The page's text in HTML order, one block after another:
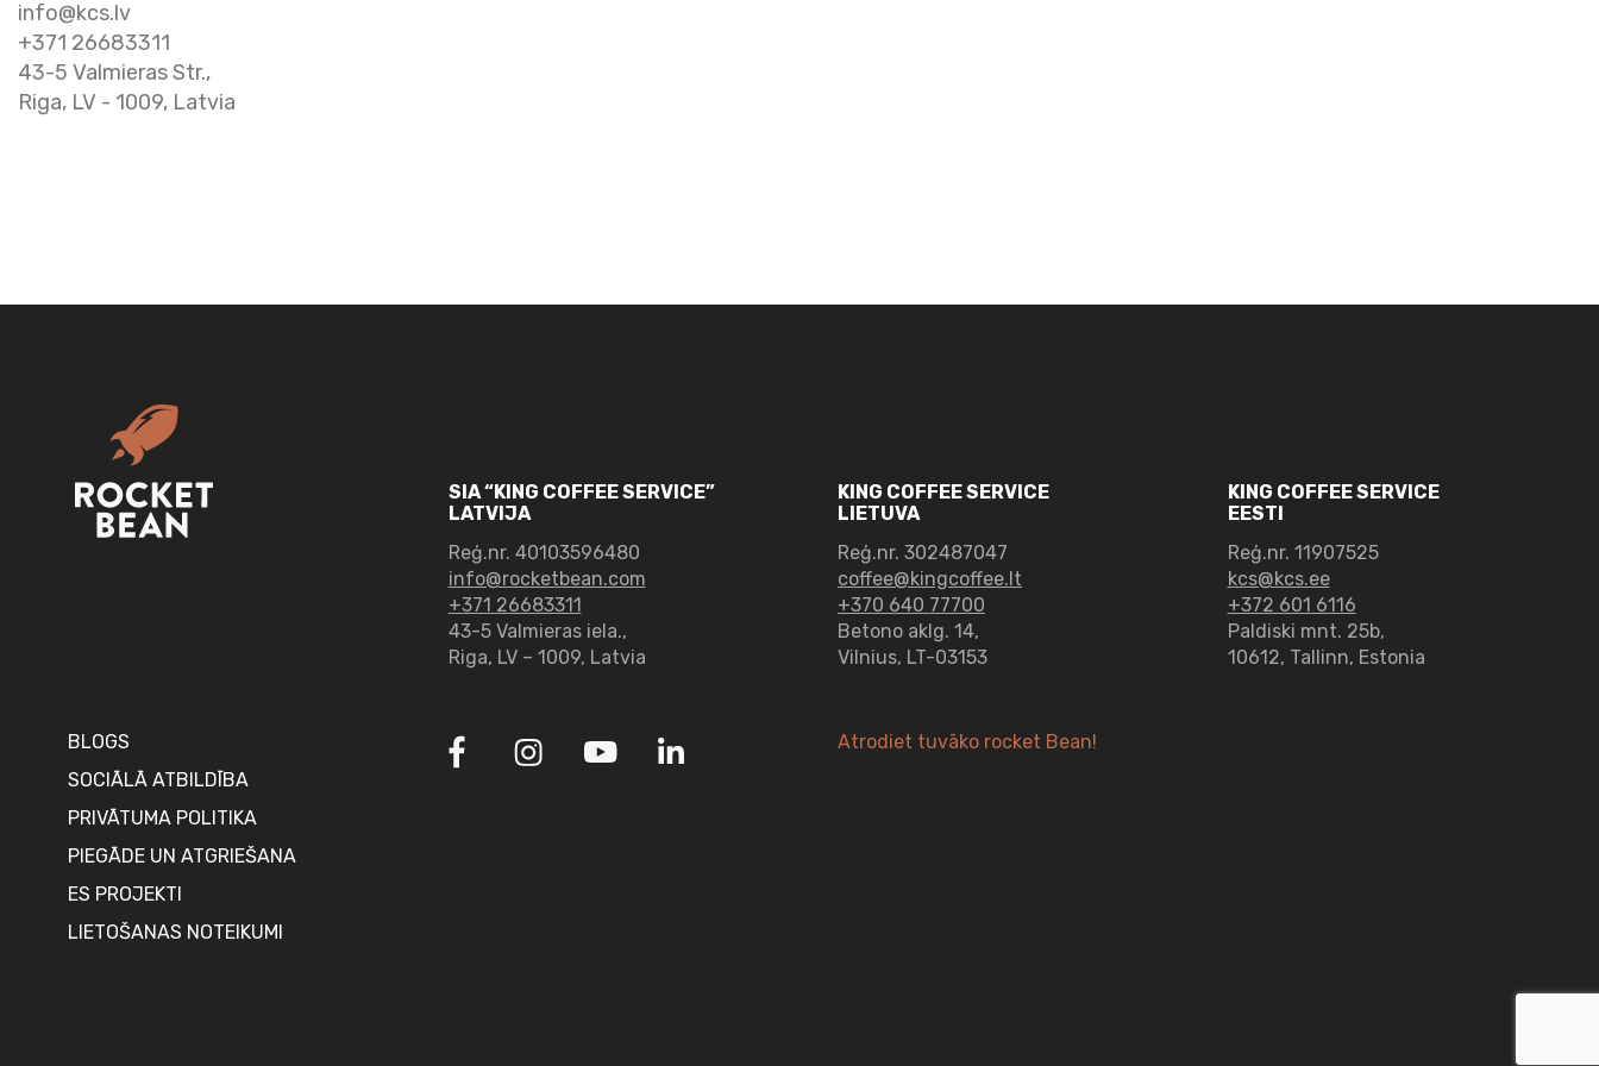
info@kcs.lv
+371 26683311
43-5 Valmieras Str.,
Riga, LV - 1009, Latvia
SIA “KING COFFEE SERVICE”
LATVIJA
Reģ.nr. 40103596480
info@rocketbean.com
+371 26683311
43-5 Valmieras iela.,
Riga, LV – 1009, Latvia
KING COFFEE SERVICE
LIETUVA
Reģ.nr. 302487047
coffee@kingcoffee.lt
+370 640 77700
Betono aklg. 14,
Vilnius, LT-03153
KING COFFEE SERVICE
EESTI
Reģ.nr. 11907525
kcs@kcs.ee
+372 601 6116
Paldiski mnt. 25b,
10612, Tallinn, Estonia
BLOGS
SOCIĀLĀ ATBILDĪBA
PRIVĀTUMA POLITIKA
PIEGĀDE UN ATGRIEŠANA
ES PROJEKTI
LIETOŠANAS NOTEIKUMI
Atrodiet tuvāko rocket Bean!